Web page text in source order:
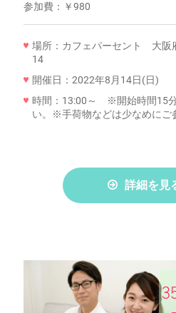
参加費： ￥980
場所：カフェパーセント 大阪
14
開催日：2022年8月14日(日)
時間：13:00～ ※開始時間15
い。※手荷物などは少なめにご
詳細を見